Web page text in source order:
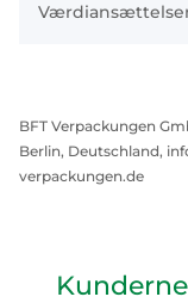
BFT Verpackungen
Berlin, Deutschland,
verpackungen.de